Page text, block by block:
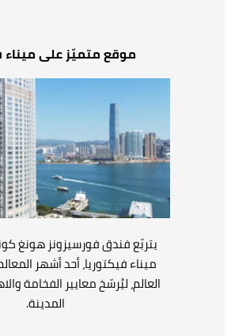
موقع متميّز على ميناء
يتربّع فندق فورسيزونز هونغ
ميناء فيكتوريا، أحد أشهر
العالم، ليُرسّخ معايير الفخامة
المدينة.